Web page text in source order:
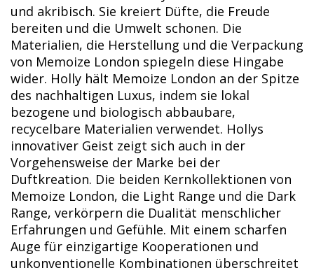
und akribisch. Sie kreiert Düfte, die Freude
bereiten und die Umwelt schonen. Die
Materialien, die Herstellung und die Verpackung
von Memoize London spiegeln diese Hingabe
wider. Holly hält Memoize London an der Spitze
des nachhaltigen Luxus, indem sie lokal
bezogene und biologisch abbaubare,
recycelbare Materialien verwendet. Hollys
innovativer Geist zeigt sich auch in der
Vorgehensweise der Marke bei der
Duftkreation. Die beiden Kernkollektionen von
Memoize London, die Light Range und die Dark
Range, verkörpern die Dualität menschlicher
Erfahrungen und Gefühle. Mit einem scharfen
Auge für einzigartige Kooperationen und
unkonventionelle Kombinationen überschreitet